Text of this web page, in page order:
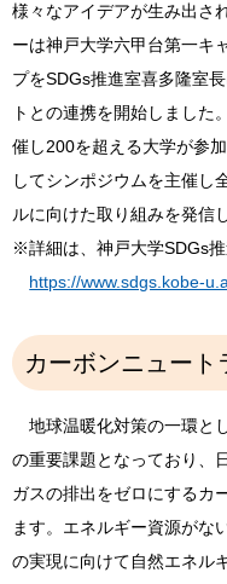
様々なアイデアが生み出さ
ーは神戸大学六甲台第一キ
プをSDGs推進室喜多隆室
トとの連携を開始しました
催し200を超える大学が参
してシンポジウムを主催し
ルに向けた取り組みを発信
※詳細は、神戸大学SDGs推
https://www.sdgs.kobe-
カーボンニュート
地球温暖化対策の一環と
の重要課題となっており、
ガスの排出をゼロにするカ
ます。エネルギー資源がな
の実現に向けて自然エネル